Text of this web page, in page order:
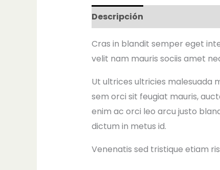
Descripción
Cras in blandit semper eget
velit nam mauris sociis amet
Ut ultrices ultricies malesuada
sem orci sit feugiat mauris,
enim ac orci leo arcu justo
dictum in metus id.
Venenatis sed tristique etiam